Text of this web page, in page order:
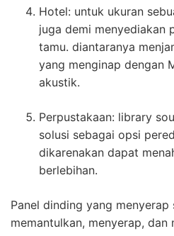
Hotel: untuk ukuran
juga demi menyediakan
tamu. diantaranya
yang menginap dengan
akustik.
Perpustakaan: library
solusi sebagai opsi
dikarenakan dapat
berlebihan.
Panel dinding yang menyerap
memantulkan, menyerap, dan